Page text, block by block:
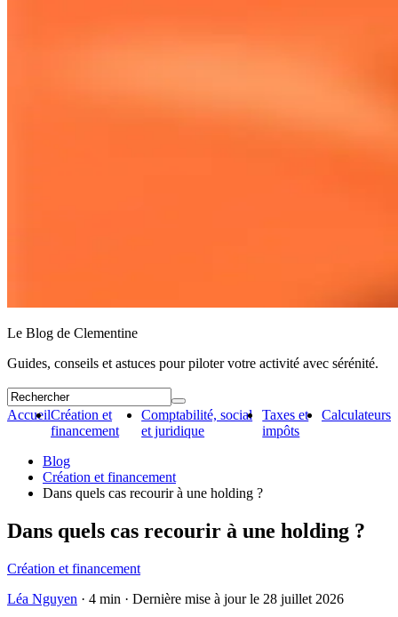
Le Blog de Clementine
Guides, conseils et astuces pour piloter votre activité avec sérénité.
AccueilCréation et
financement
Comptabilité, social
et juridique
Taxes et
impôts
Calculateurs
Blog
Création et financement
Dans quels cas recourir à une holding ?
Dans quels cas recourir à une holding ?
Création et financement
Léa Nguyen · 4 min · Dernière mise à jour le 28 juillet 2026